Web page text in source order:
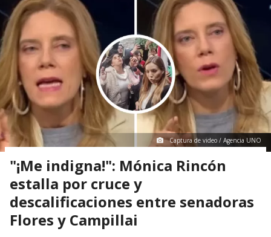
Captura de video / Agencia UNO
"¡Me indigna!": Mónica Rincón
estalla por cruce y
descalificaciones entre senadoras
Flores y Campillai